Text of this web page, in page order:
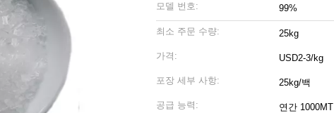
모델 번호: 99%
최소 주문 수량: 25kg
가격: USD2-3/kg
포장 세부 사항: 25kg/백
공급 능력: 연간 1000MT